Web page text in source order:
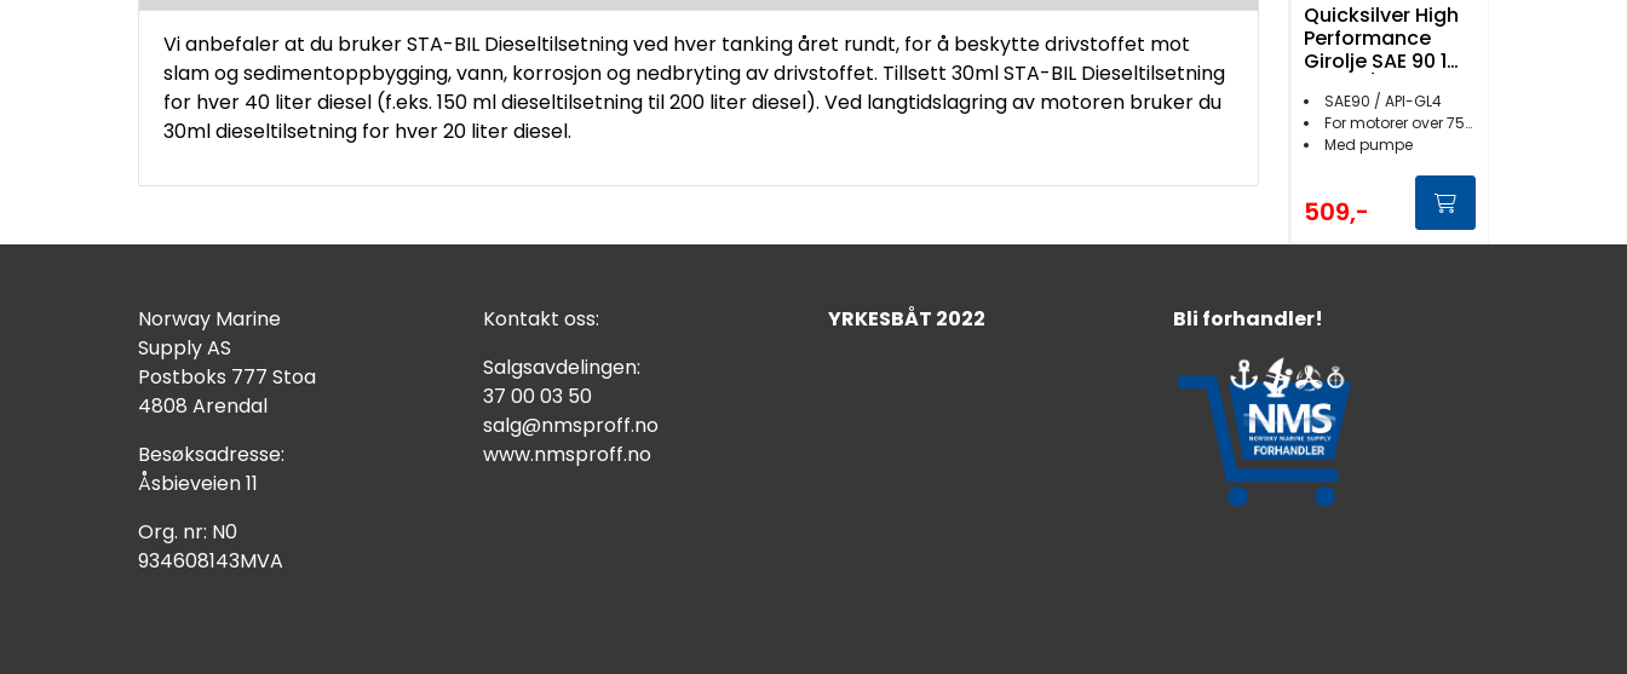
Vi anbefaler at du bruker STA-BIL Dieseltilsetning ved hver tanking året rundt, for å beskytte drivstoffet mot
slam og sedimentoppbygging, vann, korrosjon og nedbryting av drivstoffet. Tillsett 30ml STA-BIL Dieseltilsetning
for hver 40 liter diesel (f.eks. 150 ml dieseltilsetning til 200 liter diesel). Ved langtidslagring av motoren bruker du
30ml dieseltilsetning for hver 20 liter diesel.
Quicksilver High
Performance
Girolje SAE 90 1
SAE90 / API-GL4
For motorer over 75HK
Med pumpe
509,-
Multimarine Fett
Marine
Waterproof
Norway Marine
Supply AS
Postboks 777 Stoa
4808 Arendal
Besøksadresse:
Åsbieveien 11
Org. nr: N0
934608143MVA
Kontakt oss:
Salgsavdelingen:
37 00 03 50
salg@nmsproff.no
www.nmsproff.no
YRKESBÅT 2022 Bli forhandler!